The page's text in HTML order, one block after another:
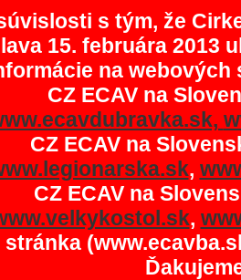
s tým, že
15. februára 2013
na
CZ ECAV na
CZ ECAV na
,
CZ ECAV na
,
stránka